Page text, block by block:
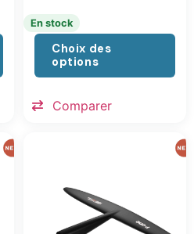
En stock
Choix des
options
Comparer